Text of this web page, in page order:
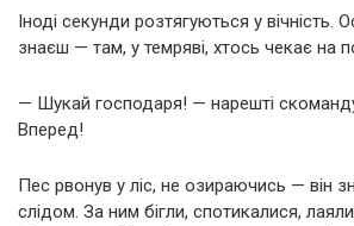
Іноді секунди розтягуються у вічність.
знаєш — там, у темряві, хтось чекає на
— Шукай господаря! — нарешті
Вперед!
Пес рвонув у ліс, не озираючись — він
слідом. За ним бігли, спотикалися,